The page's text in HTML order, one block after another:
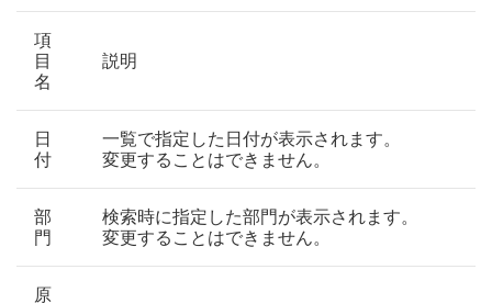
項
目
名
説明
日
付
一覧で指定した日付が表示されます。
変更することはできません。
部
門
検索時に指定した部門が表示されます。
変更することはできません。
原